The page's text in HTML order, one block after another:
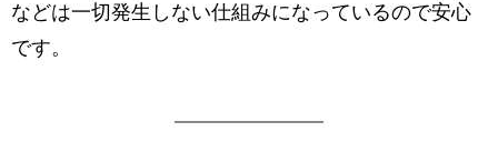
などは一切発生しない仕組みになっているので安心
です。